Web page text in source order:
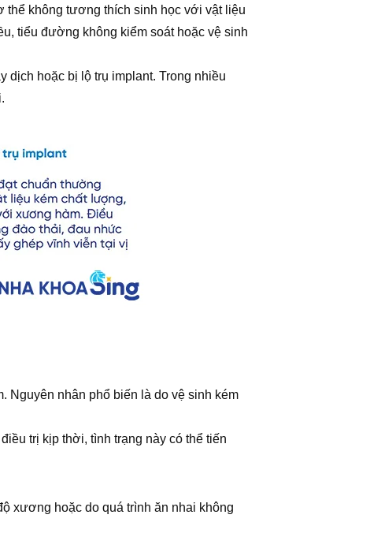
không tương thích sinh học với vật liệu
tiểu đường không kiểm soát hoặc vệ sinh
dịch hoặc bị lộ trụ implant. Trong nhiều
Nguyên nhân phổ biến là do vệ sinh kém
trị kịp thời, tình trạng này có thể tiến
xương hoặc do quá trình ăn nhai không